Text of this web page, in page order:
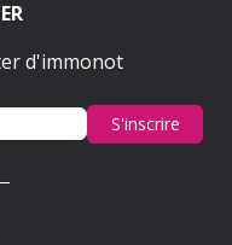
d'immonot
S'inscrire